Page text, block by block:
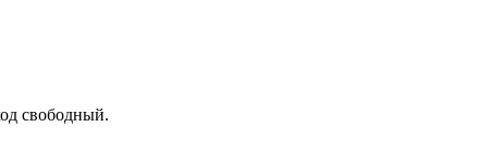
свободный.